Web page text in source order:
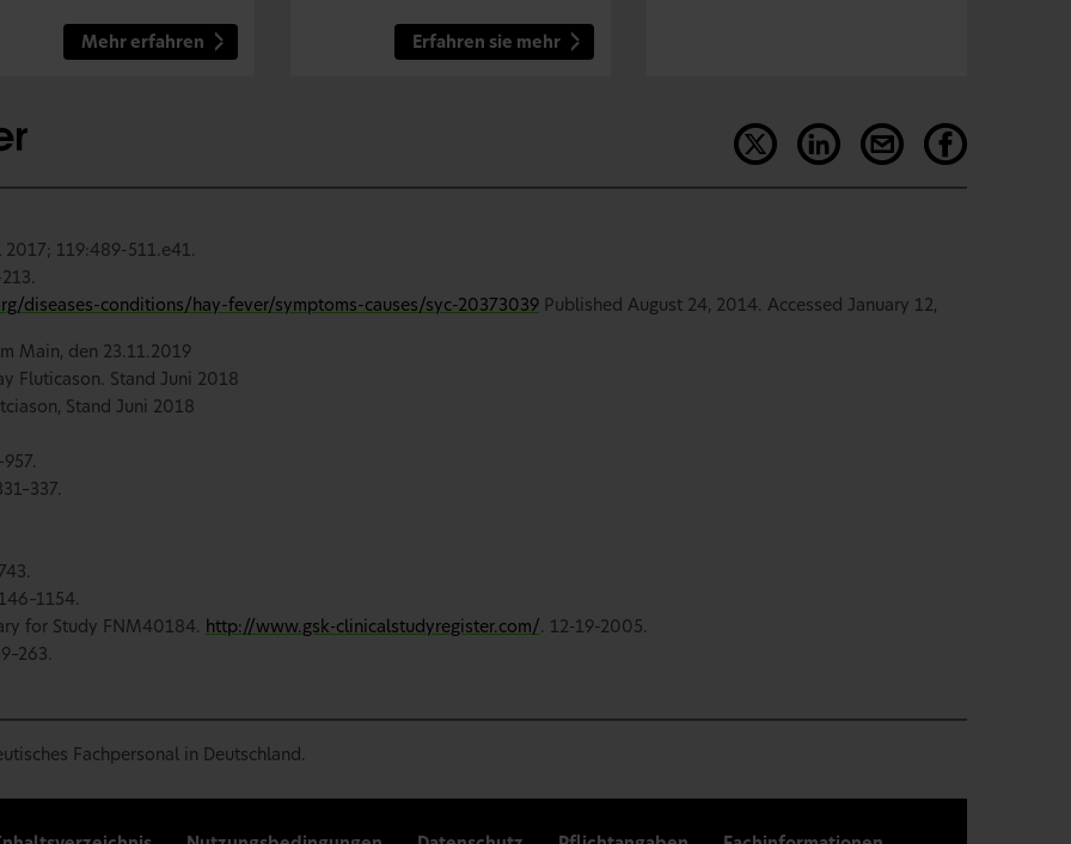
Mehr erfahren Erfahren sie mehr
119:489-511.e41.
diseases-conditions/hay-fever/symptoms-causes/syc-20373039 Published August 24, 2014. Accessed January 12,
Main, den 23.11.2019
Fluticason. Stand Juni 2018
Stand Juni 2018
for Study FNM40184. http://www.gsk‐clinicalstudyregister.com/ . 12-19-2005.
Fachpersonal in Deutschland.